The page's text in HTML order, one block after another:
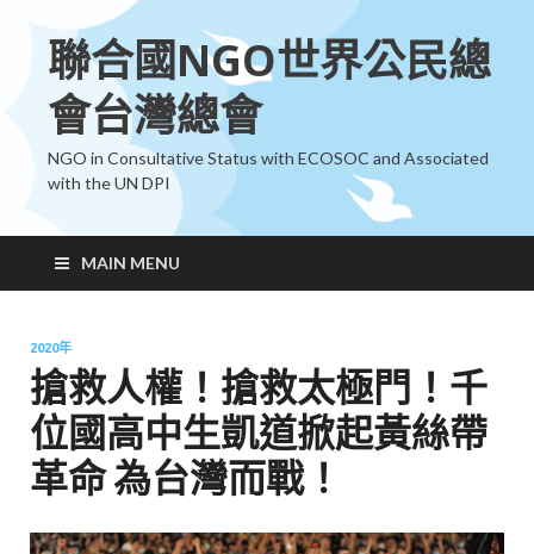
聯合國NGO世界公民總
會台灣總會
NGO in Consultative Status with ECOSOC and Associated
with the UN DPI
MAIN MENU
2020年
搶救人權！搶救太極門！千
位國高中生凱道掀起黃絲帶
革命 為台灣而戰！